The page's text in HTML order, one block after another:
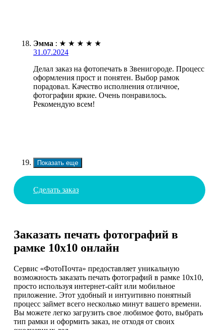
Эмма : ★ ★ ★ ★ ★
31.07.2024
Делал заказ на фотопечать в Звенигороде. Процесс
оформления прост и понятен. Выбор рамок
порадовал. Качество исполнения отличное,
фотографии яркие. Очень понравилось.
Рекомендую всем!
Показать еще
Сделать заказ
Заказать печать фотографий в
рамке 10х10 онлайн
Сервис «ФотоПочта» предоставляет уникальную
возможность заказать печать фотографий в рамке 10х10,
просто используя интернет-сайт или мобильное
приложение. Этот удобный и интуитивно понятный
процесс займет всего несколько минут вашего времени.
Вы можете легко загрузить свое любимое фото, выбрать
тип рамки и оформить заказ, не отходя от своих